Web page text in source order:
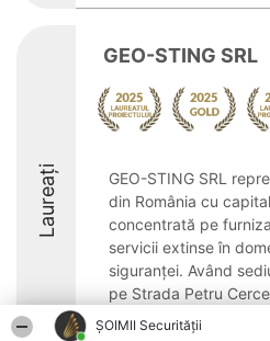
ȘOIMII Securității
Laureați
GEO-STING SRL
GEO-STING SRL
din România cu
concentrată pe
servicii extinse în
siguranței. Având
pe Strada Petru
compania deține ...